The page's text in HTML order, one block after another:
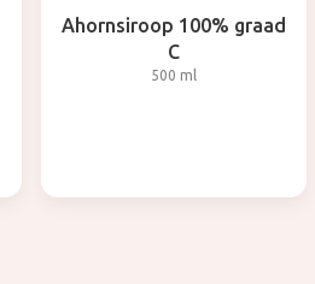
Ahornsiroop 100% graad
C
500 ml